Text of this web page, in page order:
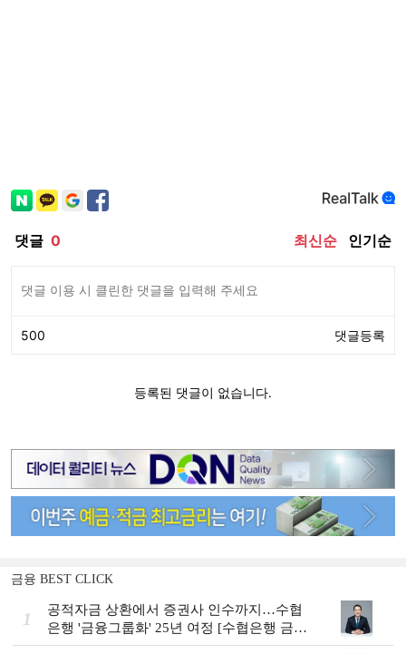
금융 BEST CLICK
1
공적자금 상환에서 증권사 인수까지…수협
은행 '금융그룹화' 25년 여정 [수협은행 금융
그룹의 꿈①]